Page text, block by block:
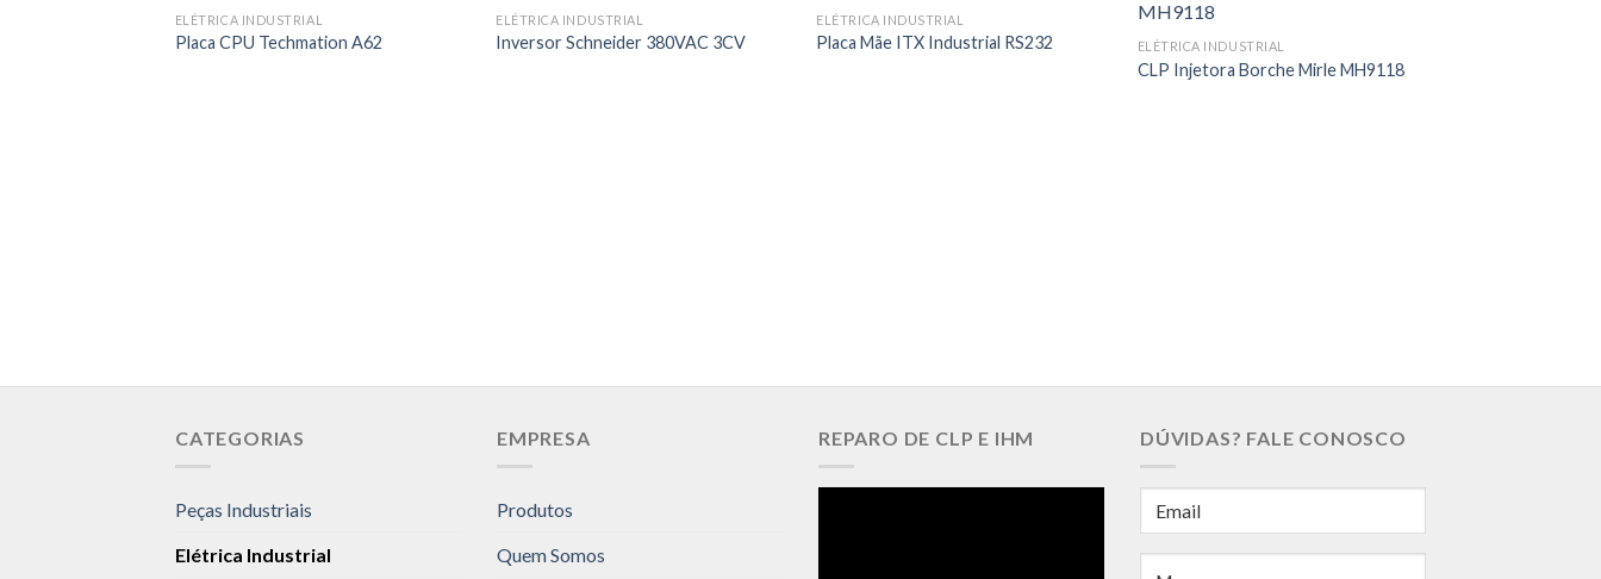
ELÉTRICA INDUSTRIAL
Placa CPU Techmation A62
ELÉTRICA INDUSTRIAL
Inversor Schneider 380VAC 3CV
ELÉTRICA INDUSTRIAL
Placa Mãe ITX Industrial RS232 ELÉTRICA INDUSTRIAL
CLP Injetora Borche Mirle MH9118
CATEGORIAS
Peças Industriais
Elétrica Industrial
EMPRESA
Produtos
Quem Somos
REPARO DE CLP E IHM DÚVIDAS? FALE CONOSCO